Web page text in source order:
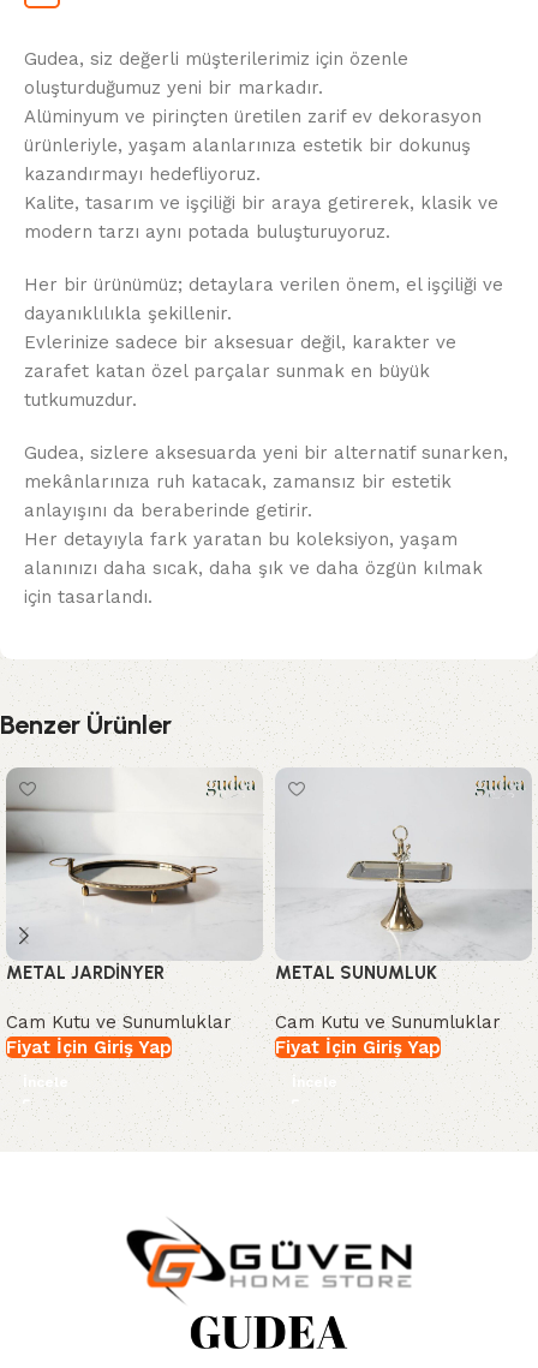
Gudea, siz değerli müşterilerimiz için özenle
oluşturduğumuz yeni bir markadır.
Alüminyum ve pirinçten üretilen zarif ev dekorasyon
ürünleriyle, yaşam alanlarınıza estetik bir dokunuş
kazandırmayı hedefliyoruz.
Kalite, tasarım ve işçiliği bir araya getirerek, klasik ve
modern tarzı aynı potada buluşturuyoruz.
Her bir ürünümüz; detaylara verilen önem, el işçiliği ve
dayanıklılıkla şekillenir.
Evlerinize sadece bir aksesuar değil, karakter ve
zarafet katan özel parçalar sunmak en büyük
tutkumuzdur.
Gudea, sizlere aksesuarda yeni bir alternatif sunarken,
mekânlarınıza ruh katacak, zamansız bir estetik
anlayışını da beraberinde getirir.
Her detayıyla fark yaratan bu koleksiyon, yaşam
alanınızı daha sıcak, daha şık ve daha özgün kılmak
için tasarlandı.
Benzer Ürünler
METAL JARDİNYER
Cam Kutu ve Sunumluklar
Fiyat İçin Giriş Yap
İncele
METAL SUNUMLUK
Cam Kutu ve Sunumluklar
Fiyat İçin Giriş Yap
İncele
Read More